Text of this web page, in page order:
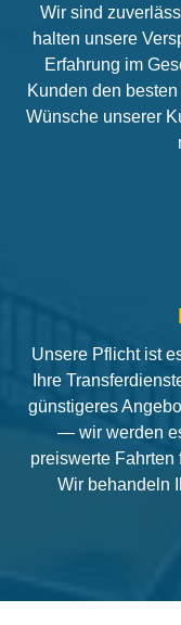
Wir sind
halten unsere
Erfahrung im
Kunden den
Wünsche unserer
Unsere Pflicht ist
Ihre
günstigeres
— wir werden
preiswerte Fahrten
Wir behandeln